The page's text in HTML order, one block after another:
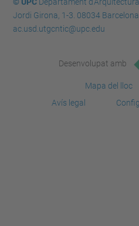
Jordi Girona, 1-3. 08034
ac.usd.utgcntic@upc.edu
Desenvolupat amb
Mapa del lloc
Avís legal